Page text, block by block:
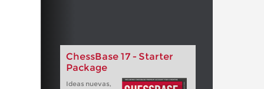
ChessBase 17 - Starter
Package
Ideas nuevas,